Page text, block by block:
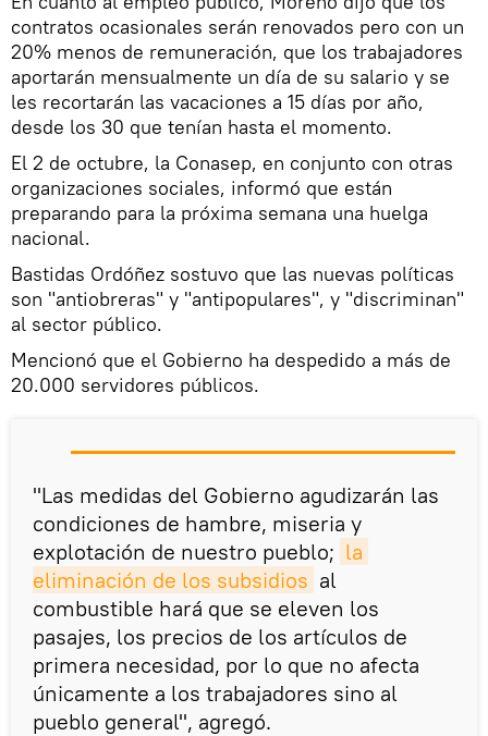
contratos ocasionales serán renovados pero con un
20% menos de remuneración, que los trabajadores
aportarán mensualmente un día de su salario y se
les recortarán las vacaciones a 15 días por año,
desde los 30 que tenían hasta el momento.
El 2 de octubre, la Conasep, en conjunto con otras
organizaciones sociales, informó que están
preparando para la próxima semana una huelga
nacional.
Bastidas Ordóñez sostuvo que las nuevas políticas
son "antiobreras" y "antipopulares", y "discriminan"
al sector público.
Mencionó que el Gobierno ha despedido a más de
20.000 servidores públicos.
"Las medidas del Gobierno agudizarán las
condiciones de hambre, miseria y
explotación de nuestro pueblo; la
eliminación de los subsidios al
combustible hará que se eleven los
pasajes, los precios de los artículos de
primera necesidad, por lo que no afecta
únicamente a los trabajadores sino al
pueblo general", agregó.